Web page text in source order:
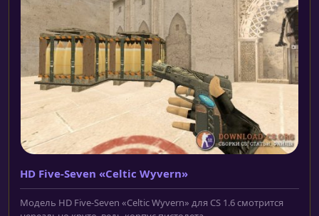
HD Five-Seven «Celtic Wyvern»
Модель HD Five-Seven «Celtic Wyvern» для CS 1.6 смотрится